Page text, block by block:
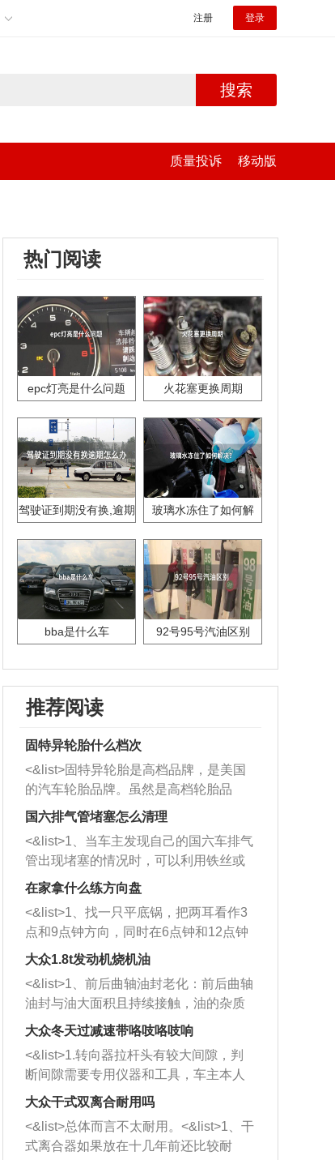
注册 登录
搜索
质量投诉 移动版
热门阅读
epc灯亮是什么问题 火花塞更换周期
驾驶证到期没有换,逾期
玻璃水冻住了如何解
bba是什么车 92号95号汽油区别
推荐阅读
固特异轮胎什么档次
<&list>固特异轮胎是高档品牌，是美国
的汽车轮胎品牌。虽然是高档轮胎品
牌，但是中高低端的轮胎都有生产，这
也是为了更好的开拓市场。
国六排气管堵塞怎么清理
<&list>1、当车主发现自己的国六车排气
管出现堵塞的情况时，可以利用铁丝或
者是细棍，直接将杂物给取出来，如果
堵塞情况比较严重，也可以采取应急措
施。 <&list>2、直接利用木棍将所有的
杂物推到排气管里面的位置处，然后将
三元催化器拆解开，就可以将堵塞的东
西取出来。但如果是因为积碳过多引起
的堵塞，就需要将三元催化器泡在草酸
洗剂对堵塞的情况得到解决，将清洗剂
放在燃油箱中，与燃油混合后，车辆启
动时，就可以和汽油一起进入到燃烧
室，最后形成废气排出，就可以让三元
催化器得到清洗，排气管堵塞的情况就
能够得到解决。
在家拿什么练方向盘
<&list>1、找一只平底锅，把两耳看作3
点和9点钟方向，同时在6点钟和12点钟
方向做一个标记。 <&list>2、双手握住
一圈半的练习，往右同样也要打相同的
圈数。 <&list>3、最后强调要反复练
习，这样就可以形成肌肉记忆，在真实
驾驶车辆时，不需要记忆也能打好方
向。
大众1.8t发动机烧机油
<&list>1、前后曲轴油封老化：前后曲轴
油封与油大面积且持续接触，油的杂质
和发动机内持续温度变化使其密封效果
逐渐减弱，导致渗油或漏油。<&list>2、
活塞间隙过大：积碳会使活塞环与缸体
的间隙扩大，导致机油流入燃烧室中，
造成烧机油。<&list>3、机油粘度。使用
机油粘度过小的话，同样会有烧机油现
象，机油粘度过小具有很好的流动性，
大众冬天过减速带咯吱咯吱响
<&list>1.转向器拉杆头有较大间隙，判
断间隙需要专用仪器和工具，车主本人
无法制作，需要将车辆送到修理厂或4s
店；<&list>2.车辆半轴套管防尘罩破
裂，破裂后会出现漏油现象，使半轴磨
损严重，磨损的半轴容易损坏，产生异
大众干式双离合耐用吗
<&list>总体而言不太耐用。<&list>1、干
式离合器如果放在十几年前还比较耐